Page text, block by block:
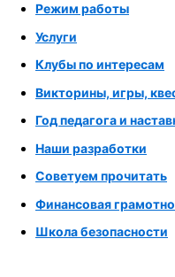
Режим работы
Услуги
Клубы по интересам
Викторины, игры,
Год педагога и
Наши разработки
Советуем прочитать
Финансовая
Школа безопасности